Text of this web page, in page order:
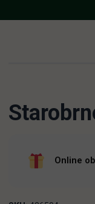
Online